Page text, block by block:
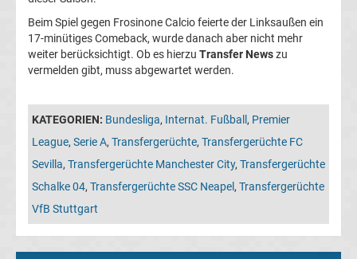
3.
Liga
DFB-
League
Beim Spiel gegen Frosinone Calcio feierte der Linksaußen ein
17-minütiges Comeback, wurde danach aber nicht mehr
weiter berücksichtigt. Ob es hierzu Transfer Newszu
vermelden gibt, muss abgewartet werden.
KATEGORIEN: Bundesliga, Internat. Fußball , Premier
League, Serie A, Transfergerüchte, Transfergerüchte FC
Sevilla, Transfergerüchte Manchester City, Transfergerüchte
Schalke 04, Transfergerüchte SSC Neapel , Transfergerüchte
VfB Stuttgart